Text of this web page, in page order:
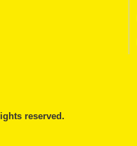
reserved.